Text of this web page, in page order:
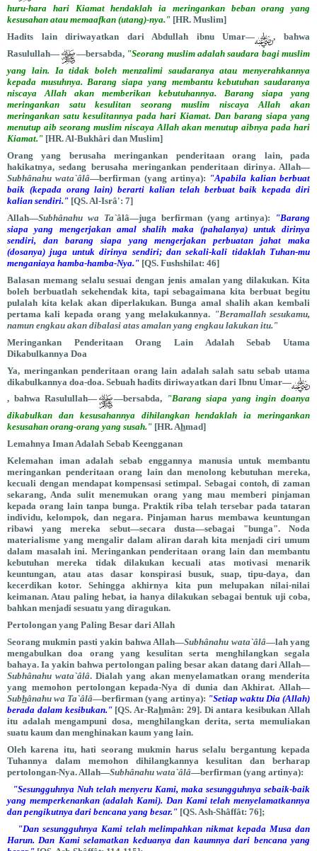
huru-hara hari Kiamat hendaklah ia meringankan beban orang yang
kesusahan atau memaafkan (utang)-nya." [HR. Muslim]
Hadits lain diriwayatkan dari Abdullah ibnu Umar—
, bahwa
Rasulullah—
—bersabda, "Seorang muslim adalah saudara bagi muslim
yang lain. Ia tidak boleh menzalimi saudaranya atau menyerahkannya
kepada musuhnya. Barang siapa yang membantu kebutuhan saudaranya
niscaya Allah akan memberikan kebutuhannya. Barang siapa yang
meringankan satu kesulitan seorang muslim niscaya Allah akan
meringankan satu kesulitannya pada hari Kiamat. Dan barang siapa yang
menutup aib seorang muslim niscaya Allah akan menutup aibnya pada hari
Kiamat." [HR. Al-Bukhâri dan Muslim]
Orang yang berusaha meringankan penderitaan orang lain, pada
hakikatnya, sedang berusaha meringankan penderitaan dirinya. Allah—
Subhânahu wata`âlâ—berfirman (yang artinya): "Apabila kalian berbuat
baik (kepada orang lain) berarti kalian telah berbuat baik kepada diri
kalian sendiri." [QS. Al-Isrâ': 7]
Allah—Subhânahu wa Ta`âlâ—juga berfirman (yang artinya):
"Barang
siapa yang mengerjakan amal shalih maka (pahalanya) untuk dirinya
sendiri, dan barang siapa yang mengerjakan perbuatan jahat maka
(dosanya) juga untuk dirinya sendiri; dan sekali-kali tidaklah Tuhan-mu
menganiaya hamba-hamba-Nya." [QS. Fushshilat: 46]
Balasan memang selalu sesuai dengan jenis amalan yang dilakukan. Kita
boleh berbuatlah sekehendak kita, tapi sebagaimana kita berbuat begitu
pulalah kita kelak akan diperlakukan. Bunga amal shalih akan kembali
pertama kali kepada orang yang melakukannya. "Beramallah sesukamu,
namun engkau akan dibalasi atas amalan yang engkau lakukan itu."
Meringankan Penderitaan Orang Lain Adalah Sebab Utama
Dikabulkannya Doa
Ya, meringankan penderitaan orang lain adalah salah satu sebab utama
dikabulkannya doa-doa. Sebuah hadits diriwayatkan dari Ibnu Umar—
, bahwa Rasulullah—
—bersabda, "Barang siapa yang ingin doanya
dikabulkan dan kesusahannya dihilangkan hendaklah ia meringankan
kesusahan orang-orang yang susah." [HR. Ahmad]
Lemahnya Iman Adalah Sebab Keengganan
Kelemahan iman adalah sebab enggannya manusia untuk membantu
meringankan penderitaan orang lain dan menolong kebutuhan mereka,
kecuali dengan mendapat kompensasi setimpal. Sebagai contoh, di zaman
sekarang, Anda sulit menemukan orang yang mau memberi pinjaman
kepada orang lain tanpa bunga. Praktik riba telah tersebar pada tataran
individu, kelompok, dan negara. Pinjaman harus membawa keuntungan
ribawi yang mereka sebut—secara dusta—sebagai "bunga". Noda
materialisme yang mengalir dalam aliran darah kita menjadi ciri umum
dalam masalah ini. Meringankan penderitaan orang lain dan membantu
kebutuhan mereka tidak dilakukan kecuali atas motivasi menarik
keuntungan, atau atas dasar konspirasi busuk, suap, tipu-daya, dan
kecerdikan kotor. Sehingga akhirnya kita pun melupakan nilai-nilai
keimanan. Atau paling hebat, ia hanya dilakukan sebagai bentuk uji coba,
bahkan menjadi sesuatu yang diragukan.
Pertolongan yang Paling Besar dari Allah
Seorang mukmin pasti yakin bahwa Allah—Subhânahu wata`âlâ—lah yang
mengabulkan doa orang yang kesulitan serta menghilangkan segala
bahaya. Ia yakin bahwa pertolongan paling besar akan datang dari Allah—
Subhânahu wata`âlâ. Dialah yang akan menyelamatkan orang menderita
yang memohon pertolongan kepada-Nya di dunia dan Akhirat. Allah—
Subhânahu wa Ta`âlâ—berfirman (yang artinya): "Setiap waktu Dia (Allah)
berada dalam kesibukan."[QS. Ar-Rahmân: 29]. Di antara kesibukan Allah
itu adalah mengampuni dosa, menghilangkan derita, serta memuliakan
suatu kaum dan menghinakan kaum yang lain.
Oleh karena itu, hati seorang mukmin harus selalu bergantung kepada
Tuhannya dalam memohon dihilangkannya kesulitan dan berharap
pertolongan-Nya. Allah—Subhânahu wata`âlâ—berfirman (yang artinya):
"Sesungguhnya Nuh telah menyeru Kami, maka sesungguhnya sebaik-baik
yang memperkenankan (adalah Kami). Dan Kami telah menyelamatkannya
dan pengikutnya dari bencana yang besar." [QS. Ash-Shâffât: 76];
"Dan sesungguhnya Kami telah melimpahkan nikmat kepada Musa dan
Harun. Dan Kami selamatkan keduanya dan kaumnya dari bencana yang